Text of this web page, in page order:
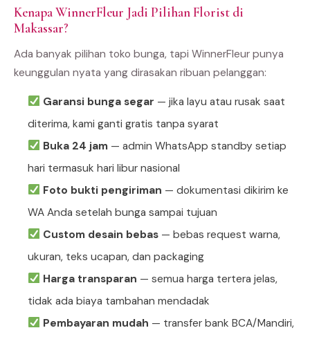
Kenapa WinnerFleur Jadi Pilihan Florist di
Makassar?
Ada banyak pilihan toko bunga, tapi WinnerFleur punya
keunggulan nyata yang dirasakan ribuan pelanggan:
Garansi bunga segar — jika layu atau rusak saat
diterima, kami ganti gratis tanpa syarat
Buka 24 jam— admin WhatsApp standby setiap
hari termasuk hari libur nasional
Foto bukti pengiriman — dokumentasi dikirim ke
WA Anda setelah bunga sampai tujuan
Custom desain bebas— bebas request warna,
ukuran, teks ucapan, dan packaging
Harga transparan — semua harga tertera jelas,
tidak ada biaya tambahan mendadak
Pembayaran mudah — transfer bank BCA/Mandiri,